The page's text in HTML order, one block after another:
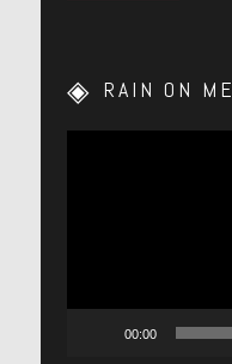
RAIN ON ME
00:00